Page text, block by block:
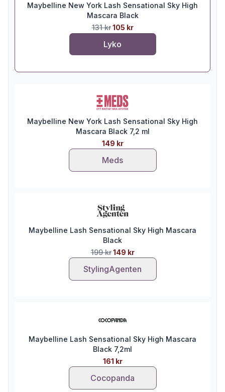
Maybelline New York Lash Sensational Sky High
Mascara Black
131 kr 105 kr
Lyko
Maybelline New York Lash Sensational Sky High
Mascara Black 7,2 ml
149 kr
Meds
Maybelline Lash Sensational Sky High Mascara
Black
199 kr 149 kr
StylingAgenten
Maybelline Lash Sensational Sky High Mascara
Black 7,2ml
161 kr
Cocopanda